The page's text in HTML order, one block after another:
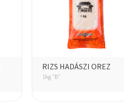
RIZS HADÁSZI OREZ
1kg "B"